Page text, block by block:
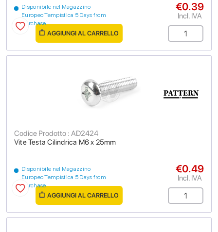
Disponibile nel Magazzino
Europeo Tempistica 5 Days from
purchase
€0.39
Incl. IVA
AGGIUNGI AL CARRELLO
Vite Testa Cilindrica M6 x 25mm
Codice Prodotto : AD2424
Disponibile nel Magazzino
Europeo Tempistica 5 Days from
purchase
€0.49
Incl. IVA
AGGIUNGI AL CARRELLO